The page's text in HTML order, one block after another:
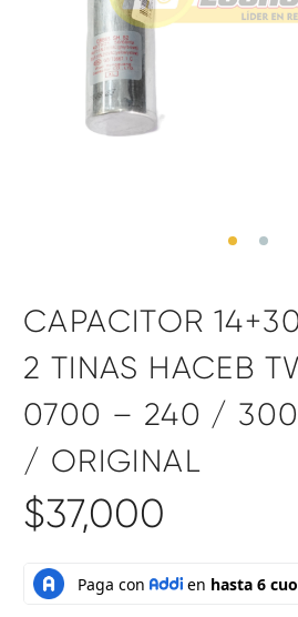
CAPACITOR
2 TINAS HACEB
0700 – 240 /
/ ORIGINAL
$37,000